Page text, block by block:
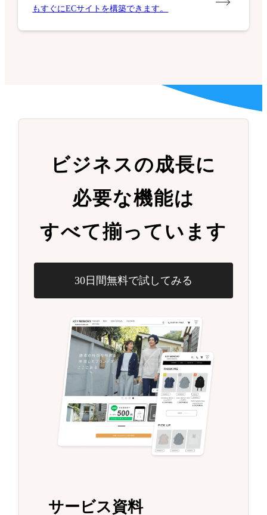
もすぐにECサイトを構築できます。
ビジネスの成長に
必要な機能は
すべて揃っています
30日間無料で試してみる
サービス資料